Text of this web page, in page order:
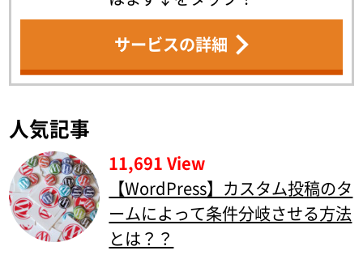
サービスの詳細
人気記事
11,691 View
【WordPress】カスタム投稿のタ
ームによって条件分岐させる方法
とは？？